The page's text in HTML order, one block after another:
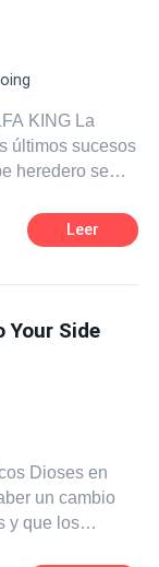
KING La
últimos sucesos
heredero se
hombresLeer
Your Side
Dioses en
un cambio
y que los